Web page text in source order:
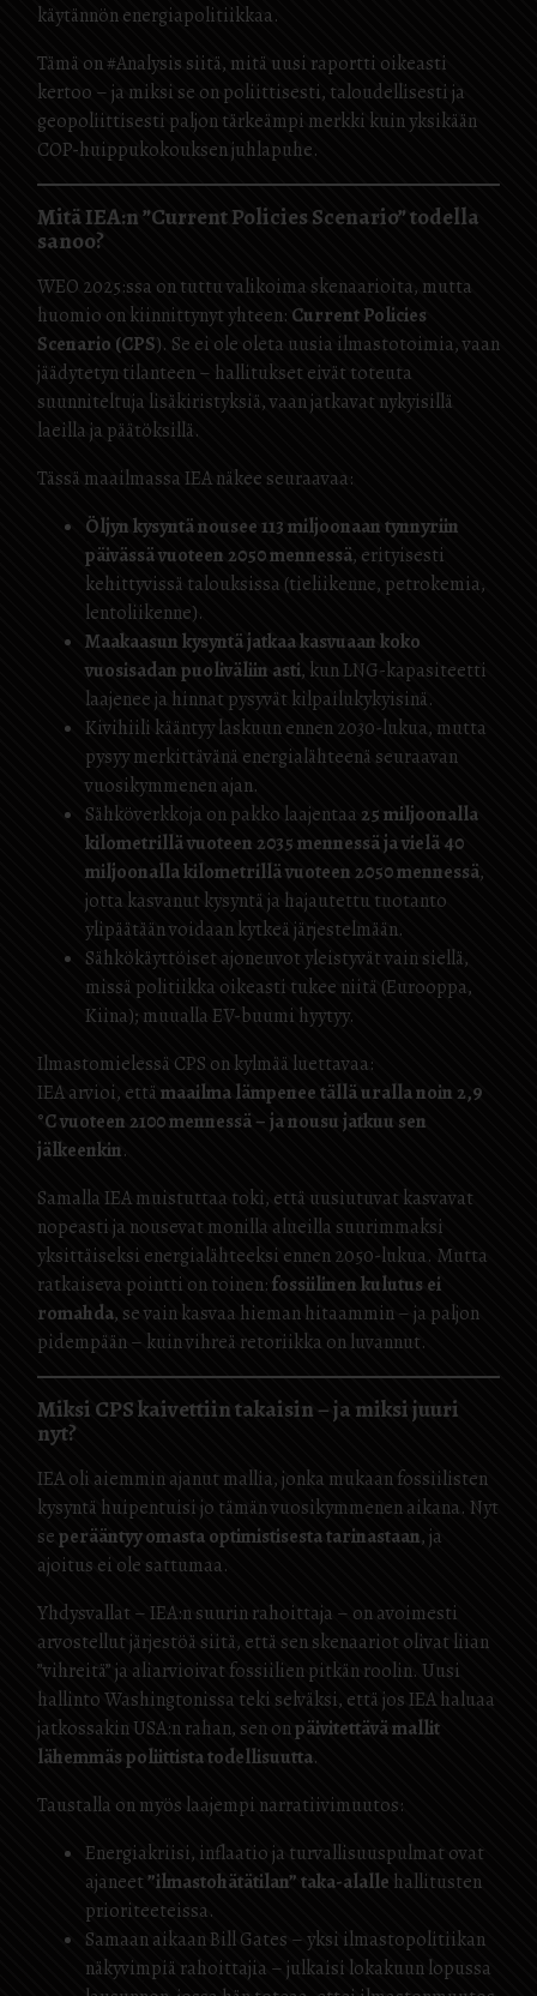
käytännön energiapolitiikkaa.
Tämä on #Analysis siitä, mitä uusi raportti oikeasti
kertoo – ja miksi se on poliittisesti, taloudellisesti ja
geopoliittisesti paljon tärkeämpi merkki kuin yksikään
COP-huippukokouksen juhlapuhe.
Mitä IEA:n ”Current Policies Scenario” todella
sanoo?
WEO 2025:ssa on tuttu valikoima skenaarioita, mutta
huomio on kiinnittynyt yhteen: Current Policies
Scenario (CPS). Se ei ole oleta uusia ilmastotoimia, vaan
jäädytetyn tilanteen – hallitukset eivät toteuta
suunniteltuja lisäkiristyksiä, vaan jatkavat nykyisillä
laeilla ja päätöksillä.
Tässä maailmassa IEA näkee seuraavaa:
Öljyn kysyntä nousee 113 miljoonaan tynnyriin
päivässä vuoteen 2050 mennessä, erityisesti
kehittyvissä talouksissa (tieliikenne, petrokemia,
lentoliikenne).
Maakaasun kysyntä jatkaa kasvuaan koko
vuosisadan puoliväliin asti, kun LNG-kapasiteetti
laajenee ja hinnat pysyvät kilpailukykyisinä.
Kivihiili kääntyy laskuun ennen 2030-lukua, mutta
pysyy merkittävänä energialähteenä seuraavan
vuosikymmenen ajan.
Sähköverkkoja on pakko laajentaa 25 miljoonalla
kilometrillä vuoteen 2035 mennessä ja vielä 40
miljoonalla kilometrillä vuoteen 2050 mennessä,
jotta kasvanut kysyntä ja hajautettu tuotanto
ylipäätään voidaan kytkeä järjestelmään.
Sähkökäyttöiset ajoneuvot yleistyvät vain siellä,
missä politiikka oikeasti tukee niitä (Eurooppa,
Kiina); muualla EV-buumi hyytyy.
Ilmastomielessä CPS on kylmää luettavaa:
IEA arvioi, ettämaailma lämpenee tällä uralla noin 2,9
°C vuoteen 2100 mennessä – ja nousu jatkuu sen
jälkeenkin.
Samalla IEA muistuttaa toki, että uusiutuvat kasvavat
nopeasti ja nousevat monilla alueilla suurimmaksi
yksittäiseksi energialähteeksi ennen 2050-lukua. Mutta
ratkaiseva pointti on toinen:fossiilinen kulutus ei
romahda, se vain kasvaa hieman hitaammin – ja paljon
pidempään – kuin vihreä retoriikka on luvannut.
Miksi CPS kaivettiin takaisin – ja miksi juuri
nyt?
IEA oli aiemmin ajanut mallia, jonka mukaan fossiilisten
kysyntä huipentuisi jo tämän vuosikymmenen aikana. Nyt
seperääntyy omasta optimistisesta tarinastaan, ja
ajoitus ei ole sattumaa.
Yhdysvallat – IEA:n suurin rahoittaja – on avoimesti
arvostellut järjestöä siitä, että sen skenaariot olivat liian
”vihreitä” ja aliarvioivat fossiilien pitkän roolin. Uusi
hallinto Washingtonissa teki selväksi, että jos IEA haluaa
jatkossakin USA:n rahan, sen onpäivitettävä mallit
lähemmäs poliittista todellisuutta.
Taustalla on myös laajempi narratiivimuutos:
Energiakriisi, inflaatio ja turvallisuuspulmat ovat
ajaneet ”ilmastohätätilan” taka-alalle hallitusten
prioriteeteissa.
Samaan aikaan Bill Gates – yksi ilmastopolitiikan
näkyvimpiä rahoittajia – julkaisi lokakuun lopussa